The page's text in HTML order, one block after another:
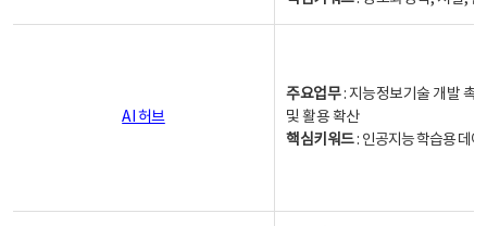
AI 허브
주요업무: 지능정보기술 개발 촉
및 활용 확산
핵심키워드: 인공지능 학습용 데